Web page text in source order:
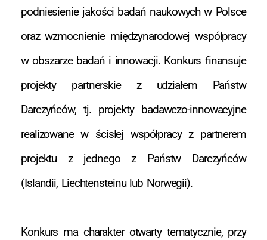
podniesienie jakości badań naukowych w Polsce
oraz wzmocnienie międzynarodowej współpracy
w obszarze badań i innowacji. Konkurs finansuje
projekty partnerskie z udziałem Państw
Darczyńców, tj. projekty badawczo-innowacyjne
realizowane w ścisłej współpracy z partnerem
projektu z jednego z Państw Darczyńców
(Islandii, Liechtensteinu lub Norwegii).
Konkurs ma charakter otwarty tematycznie, przy